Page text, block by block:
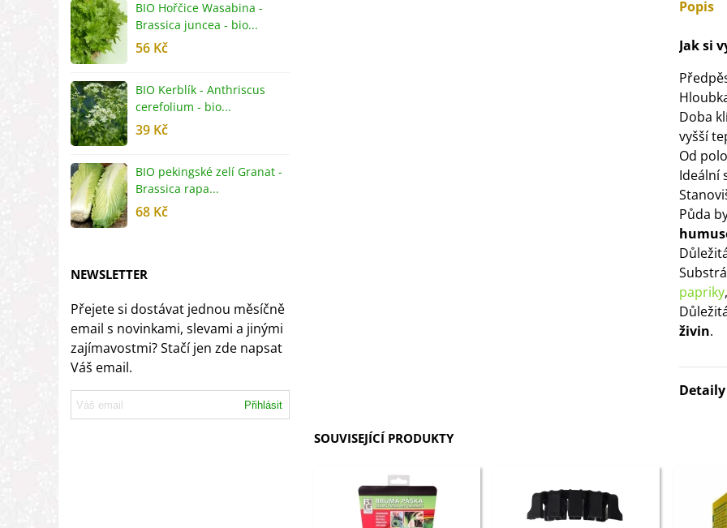
BIO Hořčice Wasabina -
Brassica juncea - bio...
56 Kč
BIO Kerblík - Anthriscus
cerefolium - bio...
39 Kč
BIO pekingské zelí Granat -
Brassica rapa...
68 Kč
NEWSLETTER
Přejete si dostávat jednou měsíčně
email s novinkami, slevami a jinými
zajímavostmi? Stačí jen zde napsat
Váš email.
Přihlásit
Popis
Jak si
Doba
vyšší
Od
Ideální
Půda
papriky
živin.
SOUVISEJÍCÍ PRODUKTY